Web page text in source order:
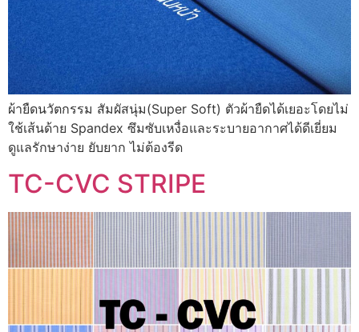
ผ้ายืดนวัตกรรม สัมผัสนุ่ม(Super Soft) ตัวผ้ายืดได้เยอะโดยไม่
ใช้เส้นด้าย Spandex ซึมซับเหงื่อและระบายอากาศได้ดีเยี่ยม
ดูแลรักษาง่าย ยับยาก ไม่ต้องรีด
TC-CVC STRIPE